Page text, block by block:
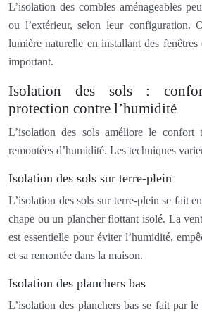
L’isolation des combles aménageables
ou l’extérieur, selon leur configuration.
lumière naturelle en installant des
important.
Isolation des sols :
protection contre l’humidité
L’isolation des sols améliore le confort
remontées d’humidité. Les techniques
Isolation des sols sur terre-plein
L’isolation des sols sur terre-plein se fait
chape ou un plancher flottant isolé. La
est essentielle pour éviter l’humidité,
et sa remontée dans la maison.
Isolation des planchers bas
L’isolation des planchers bas se fait par le